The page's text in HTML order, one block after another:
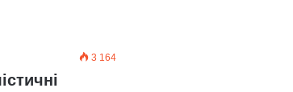
3 164